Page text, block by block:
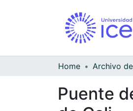
Home
Puente